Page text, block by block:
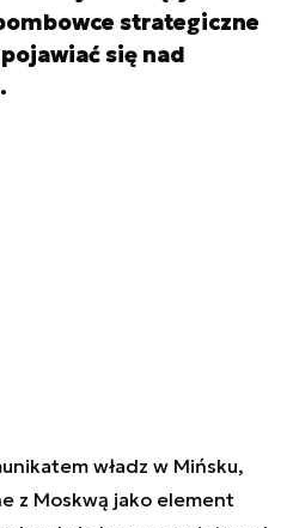
strategiczne
się nad
władz w Mińsku,
z Moskwą jako element